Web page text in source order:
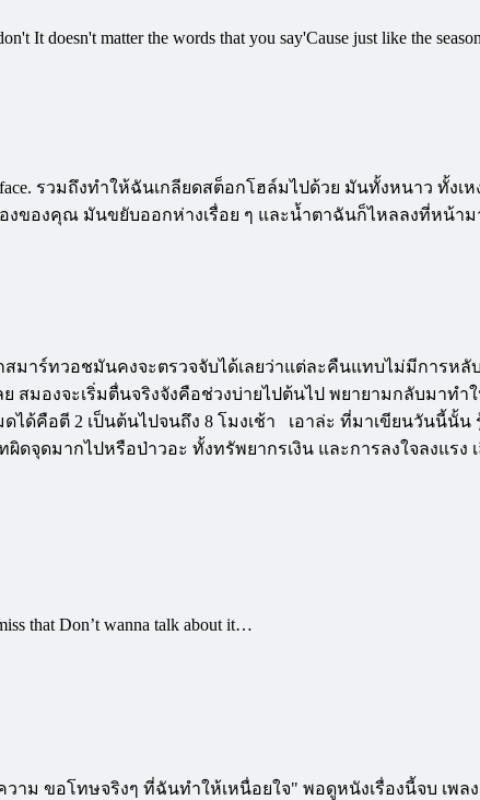
It doesn't matter the words that you say'Cause just like the
your face. รวมถึงทำให้ฉันเกลียดสต็อกโฮล์มไปด้วย มันทั้งหนาว
ของคุณ มันขยับออกห่างเรื่อย ๆ และน้ำตาฉันก็ไหลลงที่หน้า
าร์ทวอชมันคงจะตรวจจับได้เลยว่าแต่ละคืนแทบไม่มีการห
มองจะเริ่มตื่นจริงจังคือช่วงบ่ายไปต้นไป พยายามกลับมาทำ
อตี 2 เป็นต้นไปจนถึง 8 โมงเช้า เอาล่ะ ที่มาเขียนวันนี้นั้น
จุดมากไปหรือป่าวอะ ทั้งทรัพยากรเงิน และการลงใจลงแร
that Don’t wanna talk about it…
าม ขอโทษจริงๆ ที่ฉันทำให้เหนื่อยใจ" พอดูหนังเรื่องนี้จบ เพล